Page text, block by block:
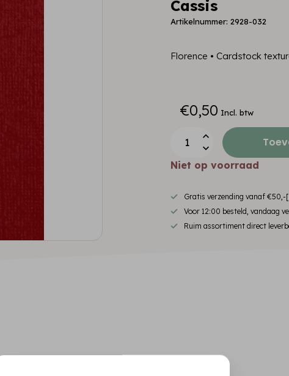
Cassis
Artikelnummer: 2928-032
Florence • Cardstock
€0,50 Incl. btw
Niet op voorraad
Gratis verzending vanaf
Voor 12:00 besteld, vandaag
Ruim assortiment direct